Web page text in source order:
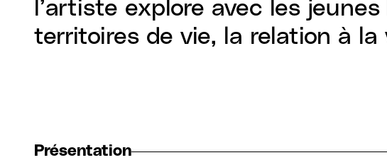
l’artiste explore avec les
territoires de vie, la relation à la
Présentation